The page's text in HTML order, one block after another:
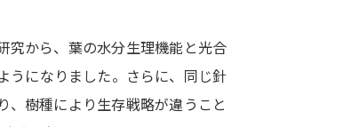
受験準備
究から、葉の水分生理機能と光合
うになりました。さらに、同じ針
、樹種により生存戦略が違うこと